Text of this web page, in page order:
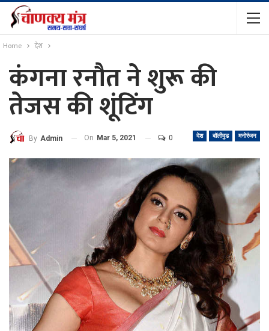
Home देश
कंगना रनौत ने शुरू की
तेजस की शूंटिंग
देश बॉलीवुड मनोरंजन
By Admin On Mar 5, 2021 0